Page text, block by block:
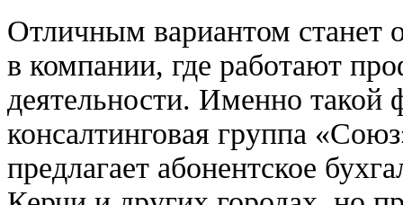
Отличным вариантом станет
в компании, где работают
деятельности. Именно такой
консалтинговая группа
предлагает абонентское